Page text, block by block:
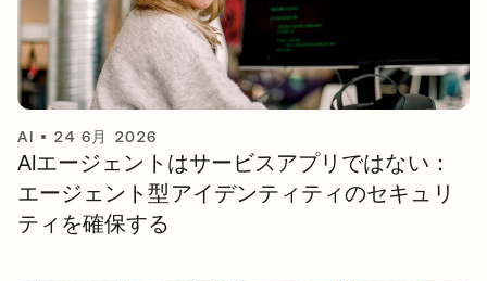
AI •24 6月 2026
AIエージェントはサービスアプリではない：
エージェント型アイデンティティのセキュリ
ティを確保する